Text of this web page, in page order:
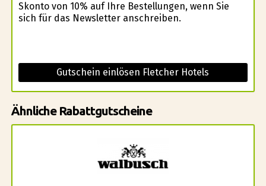
Skonto von 10% auf Ihre Bestellungen, wenn Sie
sich für das Newsletter anschreiben.
Gutschein einlösen Fletcher Hotels
Ähnliche Rabattgutscheine